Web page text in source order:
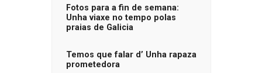
Fotos para a fin de semana:
Unha viaxe no tempo polas
praias de Galicia
Temos que falar d’ Unha rapaza
prometedora